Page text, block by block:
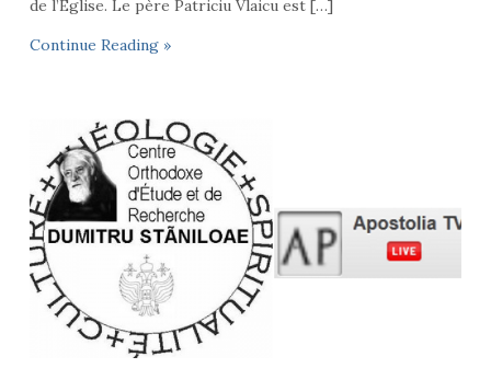
de l’Église. Le père Patriciu Vlaicu est […]
Continue Reading »